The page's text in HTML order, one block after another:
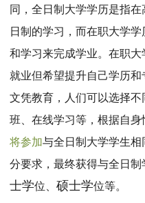
MTA旅游管理
院校库 考试报名 招生
考试真题
报考经验 招
同，全日制大学学历是指
日制的学习，而在职大学
和学习来完成学业。在职
就业但希望提升自己学历
文凭教育，人们可以选择
班、在线学习等，根据自
将参加与全日制大学学生
分要求，最终获得与全日
士学位、硕士学位等。